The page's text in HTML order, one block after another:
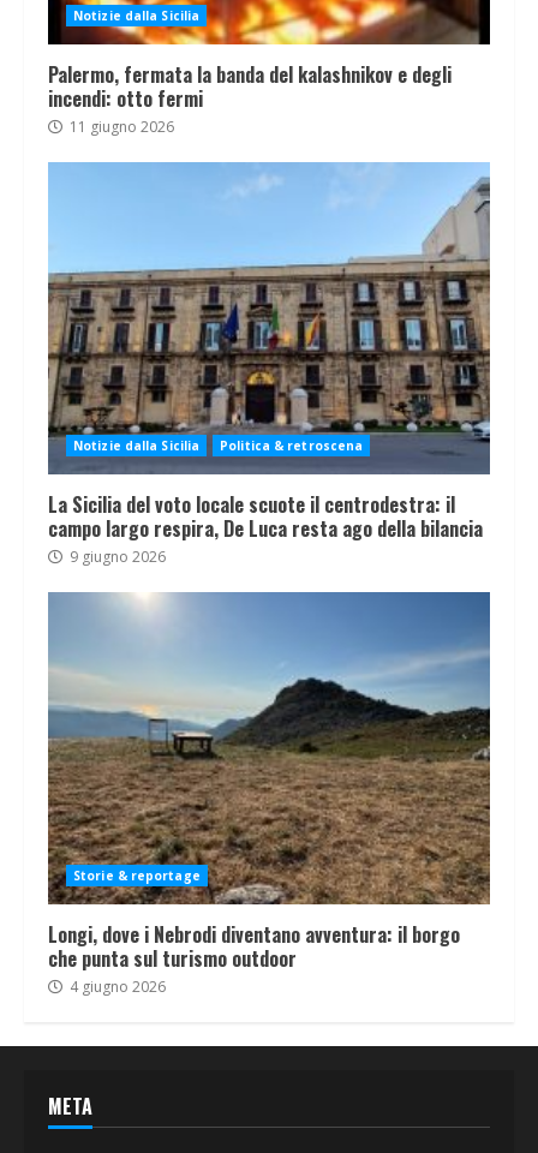
Notizie dalla Sicilia
Palermo, fermata la banda del kalashnikov e degli
incendi: otto fermi
11 giugno 2026
Notizie dalla Sicilia Politica & retroscena
La Sicilia del voto locale scuote il centrodestra: il
campo largo respira, De Luca resta ago della bilancia
9 giugno 2026
Storie & reportage
Longi, dove i Nebrodi diventano avventura: il borgo
che punta sul turismo outdoor
4 giugno 2026
META